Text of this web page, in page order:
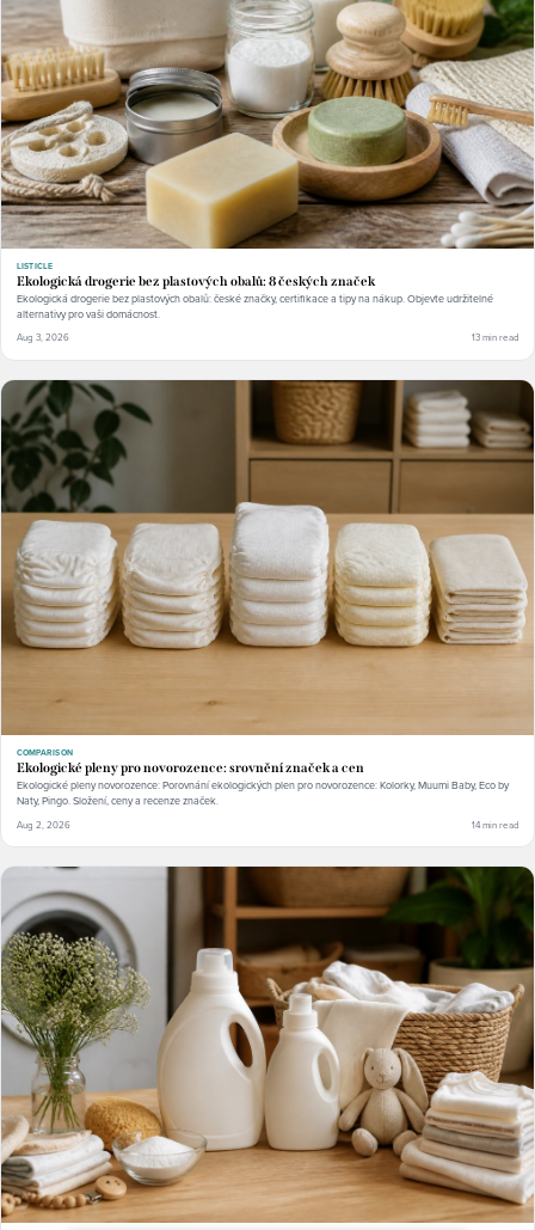
LISTICLE
Ekologická drogerie bez plastových obalů: 8 českých značek
Ekologická drogerie bez plastových obalů: české značky, certifikace a tipy na nákup. Objevte udržitelné
alternativy pro vaši domácnost.
Aug 3, 2026 13 min read
COMPARISON
Ekologické pleny pro novorozence: srovnění značek a cen
Ekologické pleny novorozence: Porovnání ekologických plen pro novorozence: Kolorky, Muumi Baby, Eco by
Naty, Pingo. Složení, ceny a recenze značek.
Aug 2, 2026 14 min read